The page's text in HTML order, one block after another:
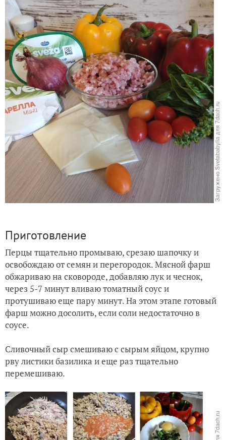
Приготовление
Перцы тщательно промываю, срезаю шапочку и
освобождаю от семян и перегородок. Мясной фарш
обжариваю на сковороде, добавляю лук и чеснок,
через 5-7 минут вливаю томатный соус и
протушиваю еще пару минут. На этом этапе готовый
фарш можно досолить, если соли недостаточно в
соусе.
Сливочный сыр смешиваю с сырым яйцом, крупно
рву листики базилика и еще раз тщательно
перемешиваю.